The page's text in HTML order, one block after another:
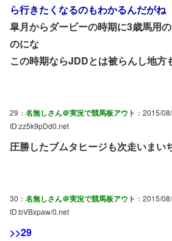
ら行きたくなるのもわかるんだがね
皐月からダービーの時期に3歳馬用
のにな
この時期ならJDDとは被らんし地方
29： 名無しさん＠実況で競馬板アウト ：2015/
ID:zz5k9pDd0.net
圧勝したブムタヒージも次走いまい
30： 名無しさん＠実況で競馬板アウト ：2015/
ID:bVBxpaw/0.net
>>29